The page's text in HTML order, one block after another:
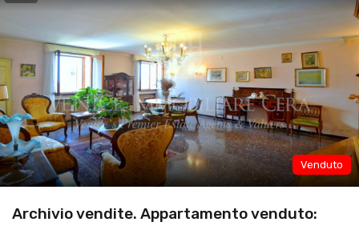
Venduto
Archivio vendite. Appartamento venduto: